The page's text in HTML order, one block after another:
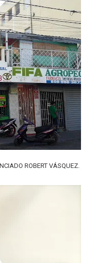
ROBERT VÁSQUEZ.